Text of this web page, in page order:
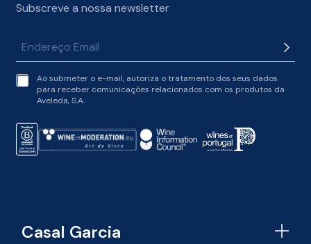
Subscreve a nossa newsletter
e
s
o
f
s
Ao submeter o e-mail, autoriza o tratamento dos seus dados
para receber comunicações relacionados com os produtos da
Aveleda, S.A.
Casal Garcia